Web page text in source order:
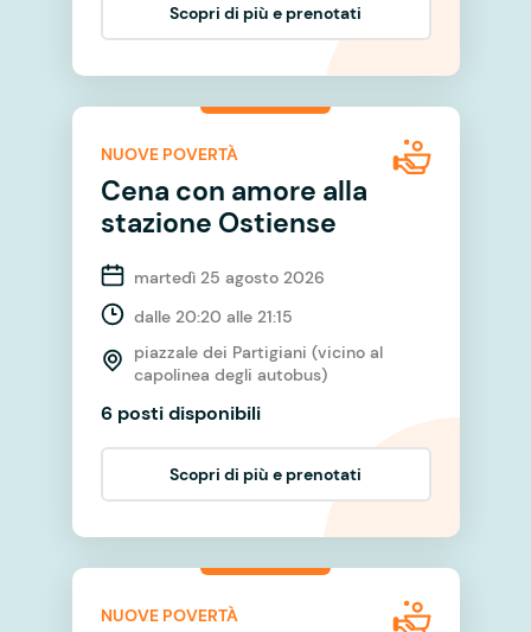
Scopri di più e prenotati
NUOVE POVERTÀ
Cena con amore alla
stazione Ostiense
martedì 25 agosto 2026
dalle 20:20 alle 21:15
piazzale dei Partigiani (vicino al
capolinea degli autobus)
6 posti disponibili
Scopri di più e prenotati
NUOVE POVERTÀ